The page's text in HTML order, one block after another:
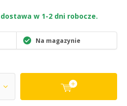
w 1-2 dni robocze.
Na magazynie